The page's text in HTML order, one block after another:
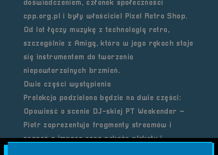
doświadczeniem, członek społeczności
cpp.org.pl
i były właściciel Pixel Retro Shop.
Od lat łączy muzykę z technologią retro,
szczególnie z Amigą, która w jego rękach staje
się instrumentem do tworzenia
niepowtarzalnych brzmień.
Dwie części wystąpienia
Prelekcja podzielona będzie na dwie części:
Opowieść o scenie DJ-skiej PT Weekender –
Piotr zaprezentuje fragmenty streamów i
nagrań z imprez oraz pokaże plakaty i